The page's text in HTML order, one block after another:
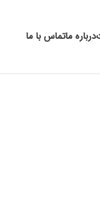
درباره ماتماس با ما